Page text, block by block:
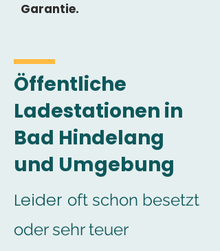
Garantie.
Öffentliche
Ladestationen in
Bad Hindelang
und Umgebung
Leider oft schon besetzt
oder sehr teuer